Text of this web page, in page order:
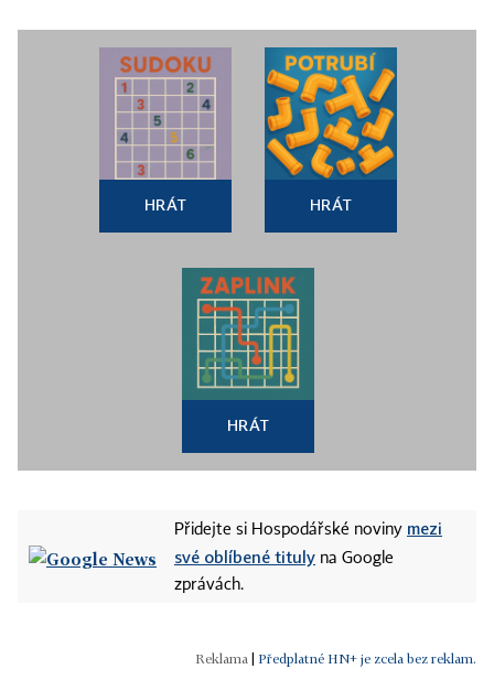
HRÁT HRÁT
HRÁT
Přidejte si Hospodářské noviny mezi
své oblíbené tituly na Google
zprávách.
Předplatné HN+ je zcela bez reklam.